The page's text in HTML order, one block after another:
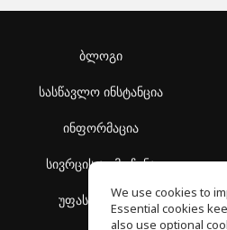
ბლოგი
სასწავლო ინსტანცია
ინფორმაცია
სივრცის აღმოჩენა
უფასო სკოლაWe use cookies to
Essential cookies
also use optional